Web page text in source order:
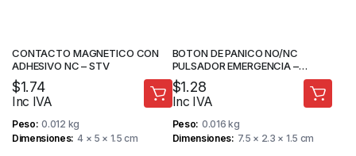
CONTACTO MAGNETICO CON
ADHESIVO NC – STV
$1.74
Inc IVA
Peso 0.012 kg
Dimensiones 4 × 5 × 1.5 cm
BOTON DE PANICO NO/NC
PULSADOR EMERGENCIA –
KINUTEK
$1.28
Inc IVA
Peso 0.016 kg
Dimensiones
7.5 × 2.3 × 1.5 cm